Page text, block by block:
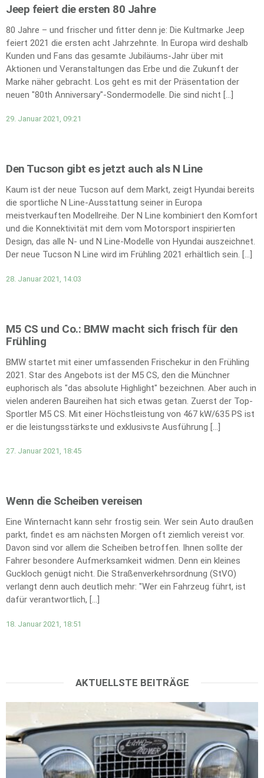
Jeep feiert die ersten 80 Jahre
80 Jahre – und frischer und fitter denn je: Die Kultmarke Jeep
feiert 2021 die ersten acht Jahrzehnte. In Europa wird deshalb
Kunden und Fans das gesamte Jubiläums-Jahr über mit
Aktionen und Veranstaltungen das Erbe und die Zukunft der
Marke näher gebracht. Los geht es mit der Präsentation der
neuen "80th Anniversary"-Sondermodelle. Die sind nicht […]
29. Januar 2021, 09:21
Den Tucson gibt es jetzt auch als N Line
Kaum ist der neue Tucson auf dem Markt, zeigt Hyundai bereits
die sportliche N Line-Ausstattung seiner in Europa
meistverkauften Modellreihe. Der N Line kombiniert den Komfort
und die Konnektivität mit dem vom Motorsport inspirierten
Design, das alle N- und N Line-Modelle von Hyundai auszeichnet.
Der neue Tucson N Line wird im Frühling 2021 erhältlich sein. […]
28. Januar 2021, 14:03
M5 CS und Co.: BMW macht sich frisch für den
Frühling
BMW startet mit einer umfassenden Frischekur in den Frühling
2021. Star des Angebots ist der M5 CS, den die Münchner
euphorisch als "das absolute Highlight" bezeichnen. Aber auch in
vielen anderen Baureihen hat sich etwas getan. Zuerst der Top-
Sportler M5 CS. Mit einer Höchstleistung von 467 kW/635 PS ist
er die leistungsstärkste und exklusivste Ausführung […]
27. Januar 2021, 18:45
Wenn die Scheiben vereisen
Eine Winternacht kann sehr frostig sein. Wer sein Auto draußen
parkt, findet es am nächsten Morgen oft ziemlich vereist vor.
Davon sind vor allem die Scheiben betroffen. Ihnen sollte der
Fahrer besondere Aufmerksamkeit widmen. Denn ein kleines
Guckloch genügt nicht. Die Straßenverkehrsordnung (StVO)
verlangt denn auch deutlich mehr: "Wer ein Fahrzeug führt, ist
dafür verantwortlich, […]
18. Januar 2021, 18:51
AKTUELLSTE BEITRÄGE